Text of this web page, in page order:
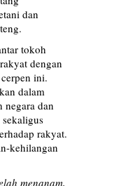
dan
tokoh
dengan
ini.
dalam
negara dan
rakyat.
kehilangan
menanam,